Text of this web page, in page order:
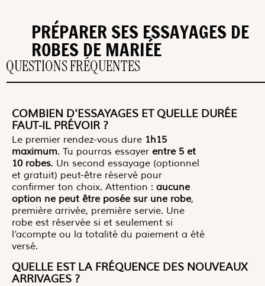
PRÉPARER SES ESSAYAGES DE
ROBES DE MARIÉE
QUESTIONS FRÉQUENTES
COMBIEN D'ESSAYAGES ET QUELLE DURÉE
FAUT-IL PRÉVOIR ?
Le premier rendez-vous dure 1h15
maximum. Tu pourras essayer entre 5 et
10 robes. Un second essayage (optionnel
et gratuit) peut-être réservé pour
confirmer ton choix. Attention : aucune
option ne peut être posée sur une robe,
première arrivée, première servie. Une
robe est réservée si et seulement si
l’acompte ou la totalité du paiement a été
versé.
QUELLE EST LA FRÉQUENCE DES NOUVEAUX
ARRIVAGES ?